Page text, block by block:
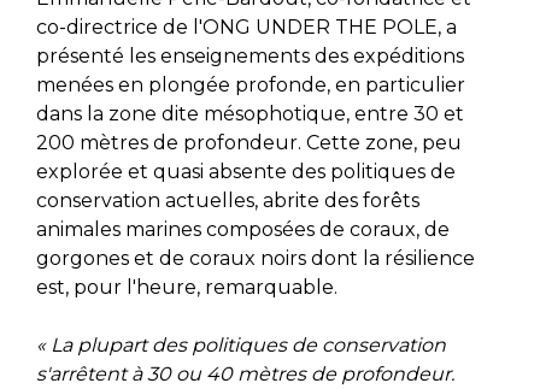
co-directrice de l'ONG UNDER THE POLE, a
présenté les enseignements des expéditions
menées en plongée profonde, en particulier
dans la zone dite mésophotique, entre 30 et
200 mètres de profondeur. Cette zone, peu
explorée et quasi absente des politiques de
conservation actuelles, abrite des forêts
animales marines composées de coraux, de
gorgones et de coraux noirs dont la résilience
est, pour l'heure, remarquable.
« La plupart des politiques de conservation
s'arrêtent à 30 ou 40 mètres de profondeur.